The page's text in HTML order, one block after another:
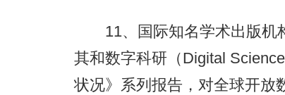
11、国际知名学术出版机构
其和数字科研（Digital
状况》系列报告，对全球开放